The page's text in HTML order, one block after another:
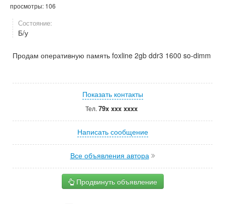
просмотры: 106
Состояние:
Б/у
Продам оперативную память foxline 2gb ddr3 1600 so-dimm
Показать контакты
Тел. 79x xxx xxxx
Написать сообщение
Все объявления автора
Продвинуть объявление